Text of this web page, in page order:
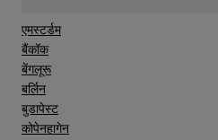
एमस्टर्डम
बैंकॉक
बेंगलूरू
बर्लिन
बुडापेस्ट
कोपेनहागेन